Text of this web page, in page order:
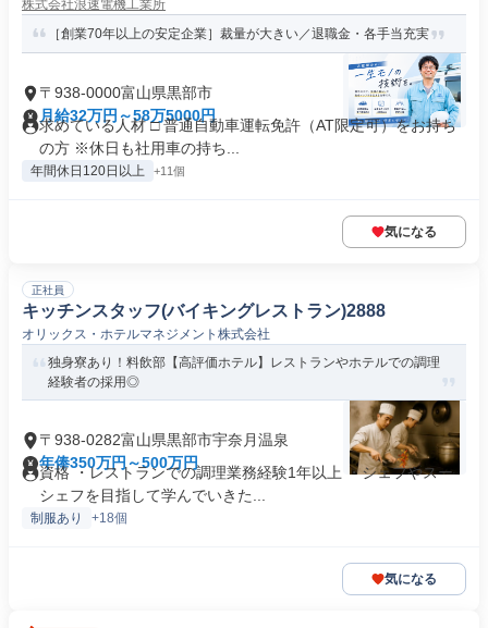
株式会社浪速電機工業所
［創業70年以上の安定企業］裁量が大きい／退職金・各手当充実
〒938-0000富山県黒部市
月給32万円～58万5000円
求めている人材 □ 普通自動車運転免許（AT限定可）をお持ち
の方 ※休日も社用車の持ち...
年間休日120日以上 +11個
気になる
正社員
キッチンスタッフ(バイキングレストラン)2888
オリックス・ホテルマネジメント株式会社
独身寮あり！料飲部【高評価ホテル】レストランやホテルでの調理
経験者の採用◎
〒938-0282富山県黒部市宇奈月温泉
年俸350万円～500万円
資格 ・レストランでの調理業務経験1年以上 ・シェフやスー
シェフを目指して学んでいきた...
制服あり +18個
気になる